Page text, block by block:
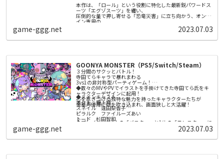
本作は、「ロール」という役割に特化した最新鋭パワードス
ーツ「エグゾスーツ」を纏い、
圧倒的な量で押し寄せる「恐竜災害」に立ち向かう、オンラ
イン専用の
メインモード「ディノサバイバル」は、5人のプレイヤーが
恐竜災害が発生する地域で、新世代AI「リヴァイアサン」が
対戦相手のチームよりも早く達成できれば勝利だ。
時には対戦チームを直接攻撃して倒したり、時には共闘した
りしながら、いち早くミッションを達成しよう。
提示されるミッションは、プレイヤーの腕前や状況によって
変化。プレイする度に違った体験が待っている。
game-ggg.net 2023.07.03
GOONYA MONSTER（PS5/Switch/Steam）
３分間のサクッとバトル！
寺田てらキャラで暴れまわる
3vs1の非対称型パーティゲーム！
◆数々のMVやPVでイラストを手掛けてきた寺田てら氏をキ
ャラクターデザインに起用！
心を惹きつける独特な魅力を持ったキャラクターたちが
豪華声優陣に命を吹き込まれ、画面狭しと大活躍！
◆メインキャスト
オクト 野上翔
スネイル 逢田梨香子
ピラルク ファイルーズあい
トード 杉田智和
◆プレイヤーは3人の「バスター」と1体の「モンスター」に
モンスターは圧倒的な強さで勝利を掴め！
よう！
game-ggg.net 2023.07.03